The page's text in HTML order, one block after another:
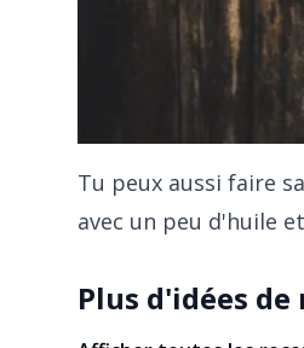
Tu peux aussi faire
avec un peu d'huile
Plus d'idées